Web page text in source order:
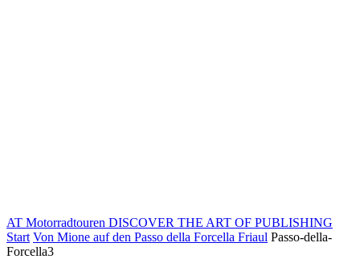
AT Motorradtouren DISCOVER THE ART OF PUBLISHING
Start Von Mione auf den Passo della Forcella Friaul Passo-della-
Forcella3